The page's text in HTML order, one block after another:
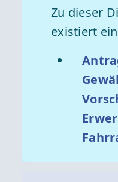
Zu dieser
existiert